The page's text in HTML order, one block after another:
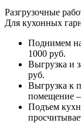
Разгрузочные
Для кухонных
Поднимем на
1000 руб.
Выгрузка и
руб.
Выгрузка к
помещение –
Подъем